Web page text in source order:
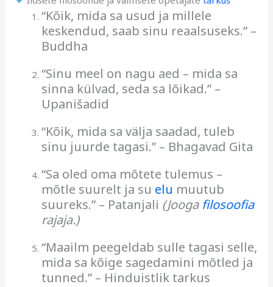
“Kõik, mida sa usud ja millele
keskendud, saab sinu reaalsuseks.” –
Buddha
“Sinu meel on nagu aed – mida sa
sinna külvad, seda sa lõikad.” –
Upanišadid
“Kõik, mida sa välja saadad, tuleb
sinu juurde tagasi.” – Bhagavad Gita
“Sa oled oma mõtete tulemus –
mõtle suurelt ja su elu muutub
suureks.” – Patanjali (Jooga filosoofia
rajaja.)
“Maailm peegeldab sulle tagasi selle,
mida sa kõige sagedamini mõtled ja
tunned.” – Hinduistlik tarkus